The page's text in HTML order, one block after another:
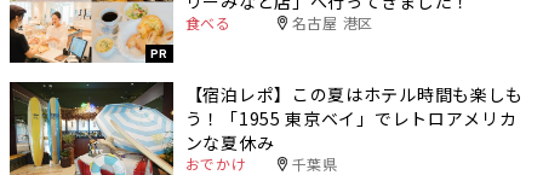
PR
食べる 名古屋 港区
【宿泊レポ】この夏はホテル時間も楽しも
う！「1955 東京ベイ」でレトロアメリカ
ンな夏休み
おでかけ 千葉県